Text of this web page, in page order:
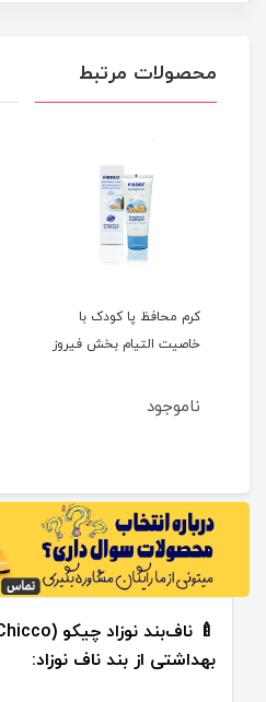
محصولات مرتبط
کرم محافظ پا کودک با
خاصیت التیام بخش فیروز
ناموجود
بهداشتی از بند ناف نوزاد: